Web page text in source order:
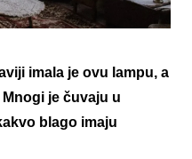
imala je ovu lampu, a
je čuvaju u
blago imaju